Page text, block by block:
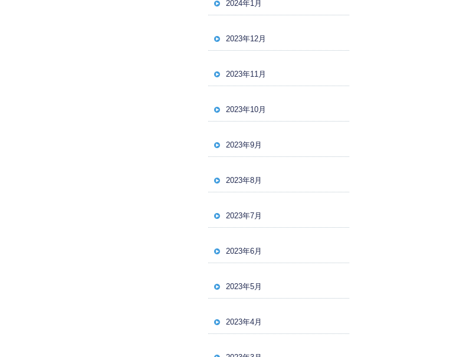
2024年1月
2023年12月
2023年11月
2023年10月
2023年9月
2023年8月
2023年7月
2023年6月
2023年5月
2023年4月